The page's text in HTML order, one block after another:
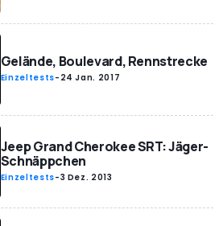
Gelände, Boulevard, Rennstrecke
Einzeltests- 24 Jan. 2017
Jeep Grand Cherokee SRT: Jäger-
Schnäppchen
Einzeltests-3 Dez. 2013